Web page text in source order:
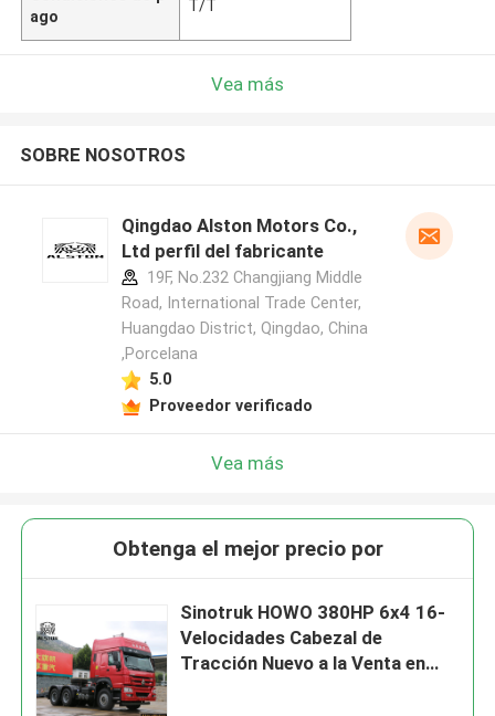
ago
T/T
Vea más
SOBRE NOSOTROS
Qingdao Alston Motors Co.,
Ltd perfil del fabricante
19F, No.232 Changjiang Middle
Road, International Trade Center,
Huangdao District, Qingdao, China
,Porcelana
5.0
Proveedor verificado
Vea más
Obtenga el mejor precio por
Sinotruk HOWO 380HP 6x4 16-
Velocidades Cabezal de
Tracción Nuevo a la Venta en